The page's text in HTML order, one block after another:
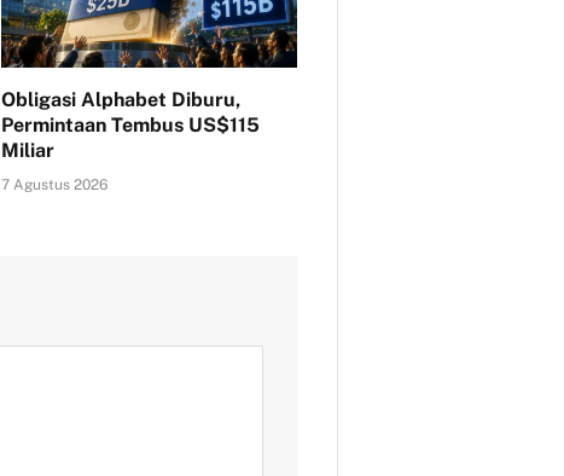
Obligasi Alphabet Diburu,
Permintaan Tembus US$115
Miliar
7 Agustus 2026